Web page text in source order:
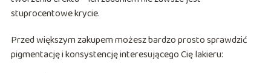
stuprocentowe krycie.
Przed większym zakupem możesz bardzo prosto sprawdzić
pigmentację i konsystencję interesującego Cię lakieru: